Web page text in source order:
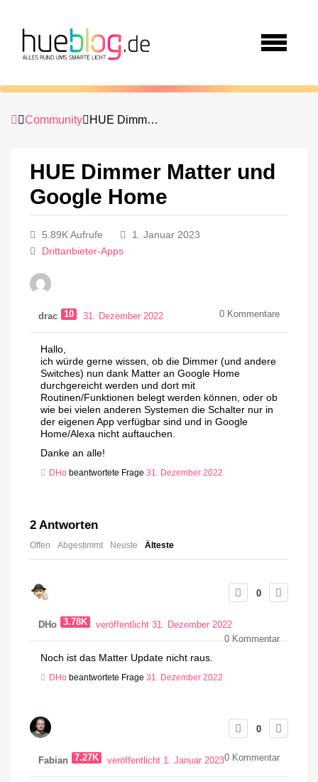
Community HUE Dimmer Matter und Google Home
HUE Dimmer Matter und
Google Home
5.89K Aufrufe
1. Januar 2023
Drittanbieter-Apps
drac 10 31. Dezember 2022 0 Kommentare
Hallo,
ich würde gerne wissen, ob die Dimmer (und andere
Switches) nun dank Matter an Google Home
durchgereicht werden und dort mit
Routinen/Funktionen belegt werden können, oder ob
wie bei vielen anderen Systemen die Schalter nur in
der eigenen App verfügbar sind und in Google
Home/Alexa nicht auftauchen.
Danke an alle!
DHo beantwortete Frage 31. Dezember 2022
2 Antworten
Offen Abgestimmt Neuste Älteste
0
DHo 3.78K
veröffentlicht 31. Dezember 2022
0Kommentar
Noch ist das Matter Update nicht raus.
DHo beantwortete Frage 31. Dezember 2022
0
Fabian 7.27K veröffentlicht 1. Januar 20230 Kommentar